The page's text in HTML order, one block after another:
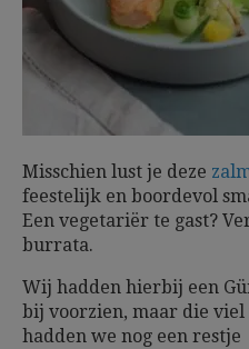
Misschien lust je deze
feestelijk en boordevol
Een vegetariër te gast?
burrata.
Wij hadden hierbij een
bij voorzien, maar die
hadden we nog een restje